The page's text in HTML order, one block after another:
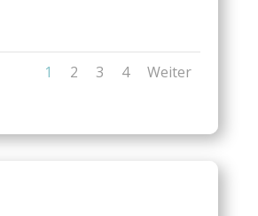
1 2 3 4 Weiter